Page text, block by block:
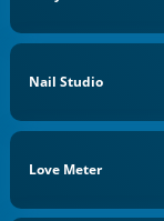
Nail Studio
Love Meter